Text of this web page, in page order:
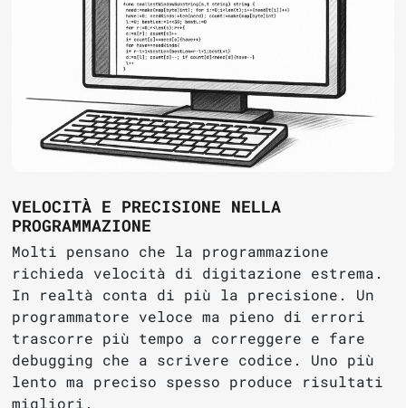
VELOCITÀ E PRECISIONE NELLA
PROGRAMMAZIONE
Molti pensano che la programmazione
richieda velocità di digitazione estrema.
In realtà conta di più la precisione. Un
programmatore veloce ma pieno di errori
trascorre più tempo a correggere e fare
debugging che a scrivere codice. Uno più
lento ma preciso spesso produce risultati
migliori.